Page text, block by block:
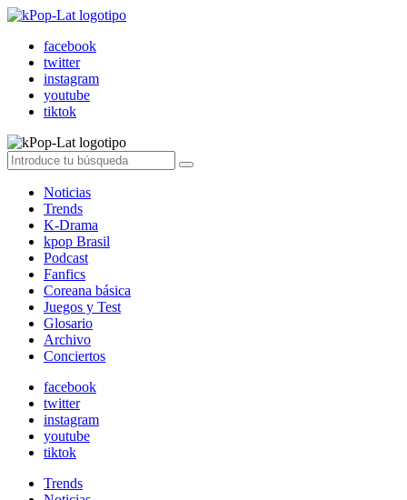
facebook
twitter
instagram
youtube
tiktok
Noticias
Trends
K-Drama
kpop Brasil
Podcast
Fanfics
Coreana básica
Juegos y Test
Glosario
Archivo
Conciertos
facebook
twitter
instagram
youtube
tiktok
Trends